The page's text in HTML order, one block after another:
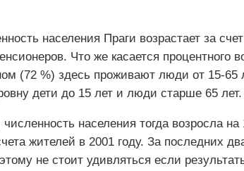
населения Праги возрастает за
Что же касается процентного
(72 %) здесь проживают люди от 15-65
дети до 15 лет и люди старше 65 лет.
населения тогда возросла на
жителей в 2001 году. За последних
не стоит удивляться если